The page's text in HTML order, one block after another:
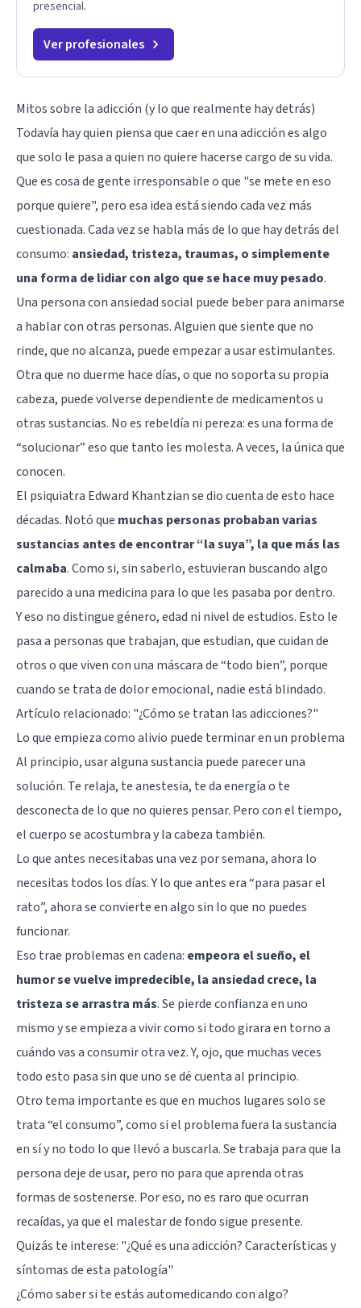
presencial.
Ver profesionales
Mitos sobre la adicción (y lo que realmente hay detrás)
Todavía hay quien piensa que caer en una adicción es algo
que solo le pasa a quien no quiere hacerse cargo de su vida.
Que es cosa de gente irresponsable o que "se mete en eso
porque quiere", pero esa idea está siendo cada vez más
cuestionada. Cada vez se habla más de lo que hay detrás del
consumo: ansiedad, tristeza, traumas, o simplemente
una forma de lidiar con algo que se hace muy pesado.
Una persona con ansiedad social puede beber para animarse
a hablar con otras personas. Alguien que siente que no
rinde, que no alcanza, puede empezar a usar estimulantes.
Otra que no duerme hace días, o que no soporta su propia
cabeza, puede volverse dependiente de medicamentos u
otras sustancias. No es rebeldía ni pereza: es una forma de
“solucionar” eso que tanto les molesta. A veces, la única que
conocen.
El psiquiatra Edward Khantzian se dio cuenta de esto hace
décadas. Notó que muchas personas probaban varias
sustancias antes de encontrar “la suya”, la que más las
calmaba. Como si, sin saberlo, estuvieran buscando algo
parecido a una medicina para lo que les pasaba por dentro.
Y eso no distingue género, edad ni nivel de estudios. Esto le
pasa a personas que trabajan, que estudian, que cuidan de
otros o que viven con una máscara de “todo bien”, porque
cuando se trata de dolor emocional, nadie está blindado.
Artículo relacionado: "¿Cómo se tratan las adicciones?"
Lo que empieza como alivio puede terminar en un problema
Al principio, usar alguna sustancia puede parecer una
solución. Te relaja, te anestesia, te da energía o te
desconecta de lo que no quieres pensar. Pero con el tiempo,
el cuerpo se acostumbra y la cabeza también.
Lo que antes necesitabas una vez por semana, ahora lo
necesitas todos los días. Y lo que antes era “para pasar el
rato”, ahora se convierte en algo sin lo que no puedes
funcionar.
Eso trae problemas en cadena: empeora el sueño, el
humor se vuelve impredecible, la ansiedad crece, la
tristeza se arrastra más. Se pierde confianza en uno
mismo y se empieza a vivir como si todo girara en torno a
cuándo vas a consumir otra vez. Y, ojo, que muchas veces
todo esto pasa sin que uno se dé cuenta al principio.
Otro tema importante es que en muchos lugares solo se
trata “el consumo”, como si el problema fuera la sustancia
en sí y no todo lo que llevó a buscarla. Se trabaja para que la
persona deje de usar, pero no para que aprenda otras
formas de sostenerse. Por eso, no es raro que ocurran
recaídas, ya que el malestar de fondo sigue presente.
Quizás te interese: "¿Qué es una adicción? Características y
síntomas de esta patología"
¿Cómo saber si te estás automedicando con algo?